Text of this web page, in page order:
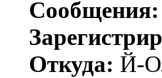
Сообщения:
Откуда: Й-